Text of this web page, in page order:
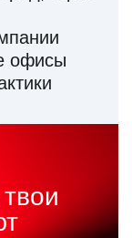
офисы